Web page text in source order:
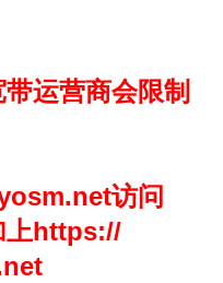
视频
运营商会限制
访问
上https://